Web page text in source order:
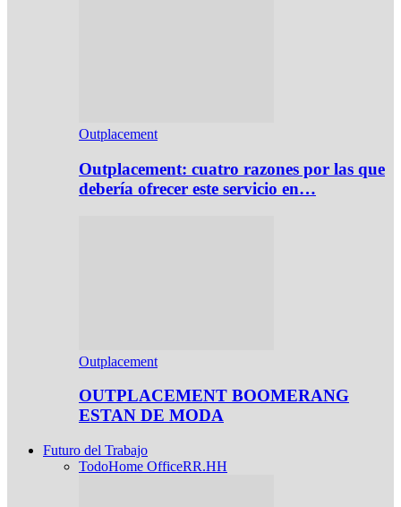
Outplacement
Outplacement: cuatro razones por las que
debería ofrecer este servicio en…
Outplacement
OUTPLACEMENT BOOMERANG
ESTAN DE MODA
Futuro del Trabajo
TodoHome OfficeRR.HH